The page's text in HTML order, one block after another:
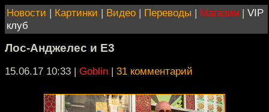
Новости | Картинки | Видео | Переводы | Магазин | VIP
клуб
Лос-Анджелес и Е3
15.06.17 10:33 | Goblin | 31 комментарий